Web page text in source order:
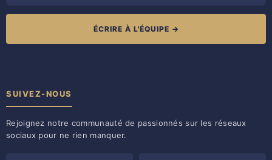
ÉCRIRE À L'ÉQUIPE →
SUIVEZ-NOUS
Rejoignez notre communauté de passionnés sur les réseaux
sociaux pour ne rien manquer.